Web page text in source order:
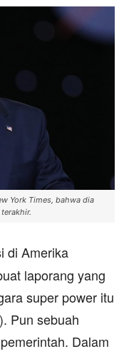
York Times, bahwa dia
di Amerika
laporang yang
super power itu
Pun sebuah
Dalam